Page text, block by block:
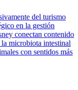
del turismo
en la gestión
conectan contenido
microbiota intestinal
con sentidos más